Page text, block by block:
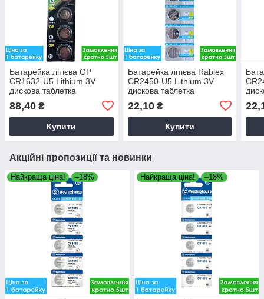
Батарейка літієва GP
CR1632-U5 Lithium 3V
дискова таблетка
88,40 ₴
Купити
Батарейка літієва Rablex
CR2450-U5 Lithium 3V
дискова таблетка
22,10₴
Купити
Акційні пропозиції та новинки
Найкраща ціна! –18% Найкраща ціна! –18%